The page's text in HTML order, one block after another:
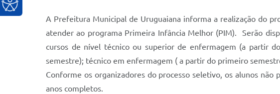
A Prefeitura Municipal de Uruguaiana informa a realização do
atender ao programa Primeira Infância Melhor (PIM). Serão
cursos de nível técnico ou superior de enfermagem (a partir
semestre); técnico em enfermagem ( a partir do primeiro
Conforme os organizadores do processo seletivo, os alunos
anos completos.